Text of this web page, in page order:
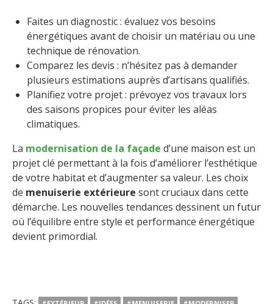
Faites un diagnostic : évaluez vos besoins
énergétiques avant de choisir un matériau ou une
technique de rénovation.
Comparez les devis : n’hésitez pas à demander
plusieurs estimations auprès d’artisans qualifiés.
Planifiez votre projet : prévoyez vos travaux lors
des saisons propices pour éviter les aléas
climatiques.
La modernisation de la façade d’une maison est un
projet clé permettant à la fois d’améliorer l’esthétique
de votre habitat et d’augmenter sa valeur. Les choix
de menuiserie extérieure sont cruciaux dans cette
démarche. Les nouvelles tendances dessinent un futur
où l’équilibre entre style et performance énergétique
devient primordial.